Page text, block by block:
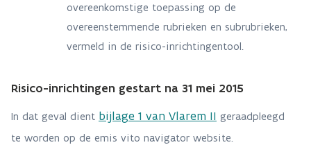
overeenkomstige toepassing op de
overeenstemmende rubrieken en subrubrieken,
vermeld in de risico-inrichtingentool.
Risico-inrichtingen gestart na 31 mei 2015
In dat geval dient bijlage 1 van Vlarem II geraadpleegd
te worden op de emis vito navigator website.